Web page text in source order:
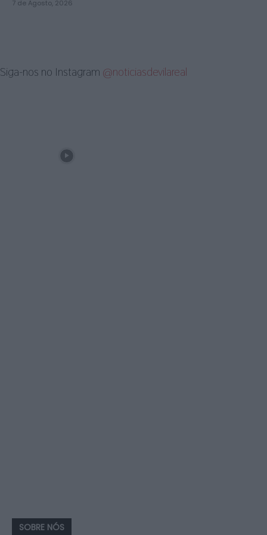
7 de Agosto, 2026
Siga-nos no Instagram @noticiasdevilareal
SOBRE NÓS